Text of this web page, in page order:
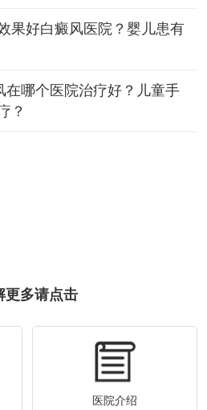
果好白癜风医院？婴儿患有
在哪个医院治疗好？儿童手
？
更多请点击
医院介绍